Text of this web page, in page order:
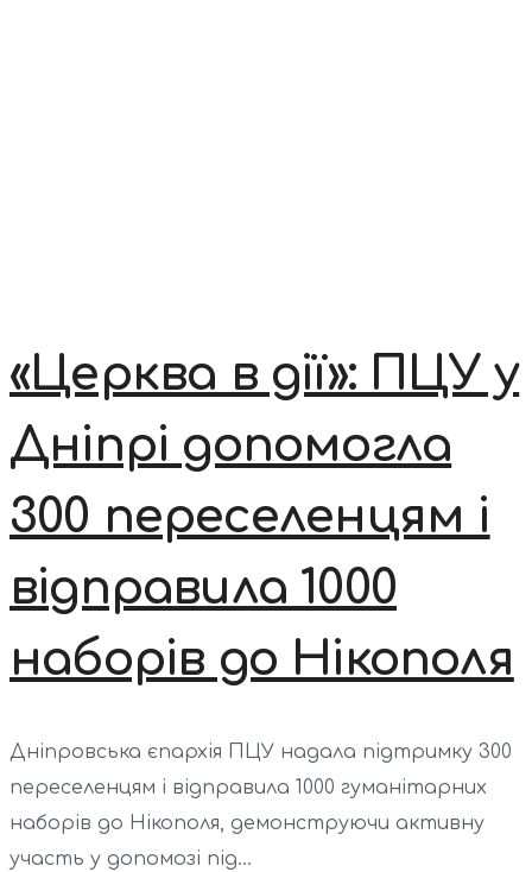
«Церква в дії»: ПЦУ у
Дніпрі допомогла
300 переселенцям і
відправила 1000
наборів до Нікополя
Дніпровська єпархія ПЦУ надала підтримку 300
переселенцям і відправила 1000 гуманітарних
наборів до Нікополя, демонструючи активну
участь у допомозі під...